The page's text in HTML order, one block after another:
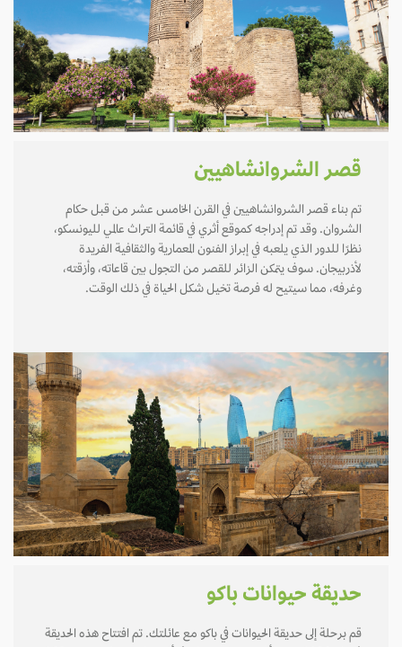
قصر الشروانشاهيين
تم بناء قصر الشروانشاهيين في القرن الخامس عشر من قبل حكام
الشروان. وقد تم إدراجه كموقع أثري في قائمة التراث عالمي لليونسكو،
نظرًا للدور الذي يلعبه في إبراز الفنون المعمارية والثقافية الفريدة
لأذربيجان. سوف يتمكن الزائر للقصر من التجول بين قاعاته، وأزقته،
وغرفه، مما سيتيح له فرصة تخيل شكل الحياة في ذلك الوقت.
حديقة حيوانات باكو
قم برحلة إلى حديقة الحيوانات في باكو مع عائلتك. تم افتتاح هذه الحديقة